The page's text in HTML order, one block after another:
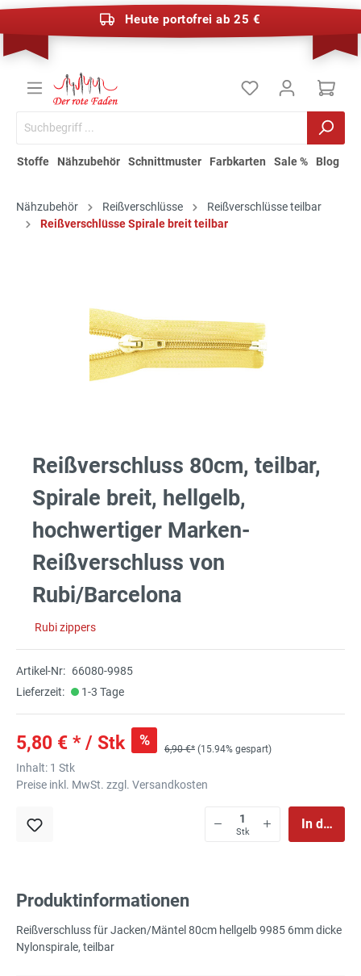
Heute portofrei ab 25 €
Stoffe Nähzubehör Schnittmuster Farbkarten Sale % Blog
Nähzubehör Reißverschlüsse
Reißverschlüsse teilbar
Reißverschlüsse Spirale breit teilbar
Reißverschluss 80cm, teilbar,
Spirale breit, hellgelb,
hochwertiger Marken-
Reißverschluss von
Rubi/Barcelona
Rubi zippers
Artikel-Nr: 66080-9985
Lieferzeit:
1-3 Tage
5,80 € * / Stk %
6,90 €* (15.94% gespart)
Inhalt: 1 Stk
Preise inkl. MwSt. zzgl. Versandkosten
Stk
In den
Produktinformationen
Reißverschluss für Jacken/Mäntel 80cm hellgelb 9985 6mm dicke
Nylonspirale, teilbar